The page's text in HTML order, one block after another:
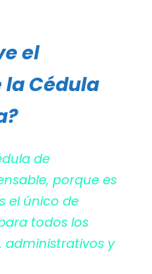
el
Cédula
de
porque es
el único de
todos los
administrativos y